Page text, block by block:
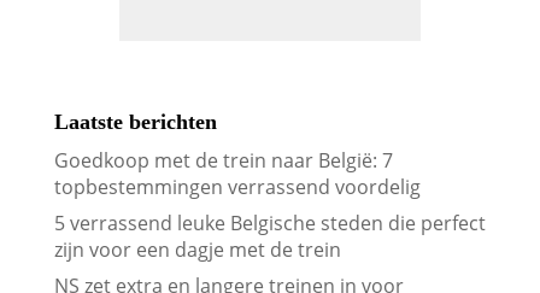
Laatste berichten
Goedkoop met de trein naar België: 7
topbestemmingen verrassend voordelig
5 verrassend leuke Belgische steden die perfect
zijn voor een dagje met de trein
NS zet extra en langere treinen in voor